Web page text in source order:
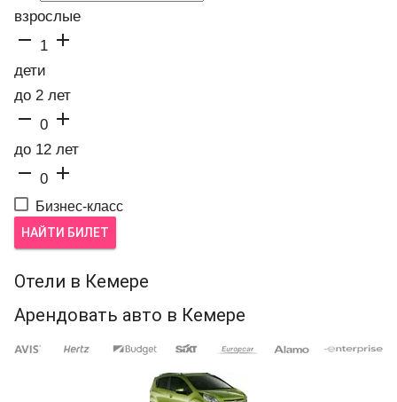
взрослые
 1 
дети
до 2 лет
 0 
до 12 лет
 0 
Бизнес-класс
НАЙТИ БИЛЕТ
Отели в Кемере
Арендовать авто в Кемере